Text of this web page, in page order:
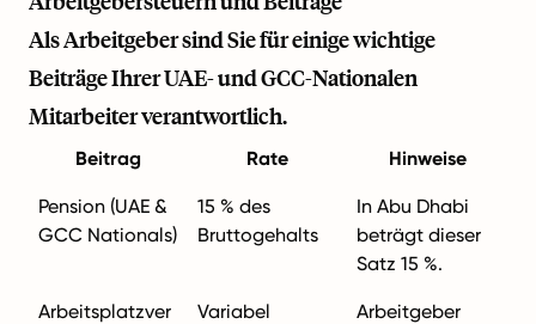
Als Arbeitgeber sind Sie für einige wichtige
Beiträge Ihrer UAE- und GCC-Nationalen
Mitarbeiter verantwortlich.
Beitrag Rate Hinweise
Pension (UAE &
GCC Nationals)
15 % des
Bruttogehalts
In Abu Dhabi
beträgt dieser
Satz 15 %.
Arbeitsplatzver
Variabel
Arbeitgeber